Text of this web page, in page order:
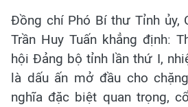
Đồng chí Phó Bí thư Tỉnh ủy,
Trần Huy Tuấn khẳng định:
hội Đảng bộ tỉnh lần thứ I,
là dấu ấn mở đầu cho
nghĩa đặc biệt quan trọng,